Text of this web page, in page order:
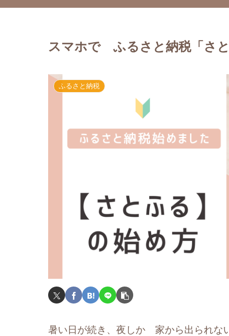
スマホで ふるさと納税「さと
ふるさと納税
暑い日が続き、夜しか 家から出られな